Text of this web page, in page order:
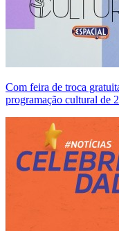
Com feira de troca
programação cultural de